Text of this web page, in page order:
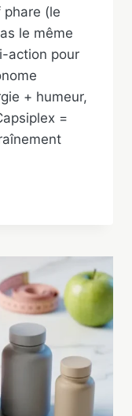
(le
le même
action pour
+ humeur,
=